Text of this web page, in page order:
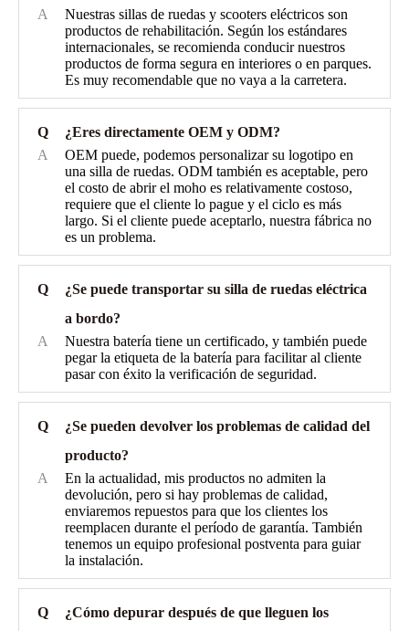
A
Nuestras sillas de ruedas y scooters eléctricos son
productos de rehabilitación. Según los estándares
internacionales, se recomienda conducir nuestros
productos de forma segura en interiores o en parques.
Es muy recomendable que no vaya a la carretera.
Q
¿Eres directamente OEM y ODM?
A
OEM puede, podemos personalizar su logotipo en
una silla de ruedas. ODM también es aceptable, pero
el costo de abrir el moho es relativamente costoso,
requiere que el cliente lo pague y el ciclo es más
largo. Si el cliente puede aceptarlo, nuestra fábrica no
es un problema.
Q
¿Se puede transportar su silla de ruedas eléctrica
a bordo?
A
Nuestra batería tiene un certificado, y también puede
pegar la etiqueta de la batería para facilitar al cliente
pasar con éxito la verificación de seguridad.
Q
¿Se pueden devolver los problemas de calidad del
producto?
A
En la actualidad, mis productos no admiten la
devolución, pero si hay problemas de calidad,
enviaremos repuestos para que los clientes los
reemplacen durante el período de garantía. También
tenemos un equipo profesional postventa para guiar
la instalación.
Q ¿Cómo depurar después de que lleguen los